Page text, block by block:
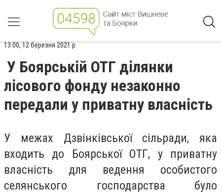
13:00, 12 березня 2021 р.
У Боярській ОТГ ділянки
лісового фонду незаконно
передали у приватну власність
У межах Дзвінківської сільради, яка
входить до Боярської ОТГ, у приватну
власність для ведення особистого
селянського господарства було